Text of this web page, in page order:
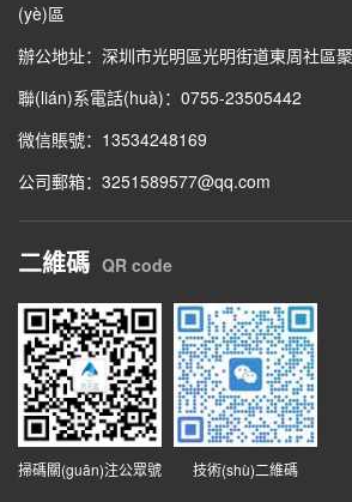
(yè)區
辦公地址：深圳市光明區光明街道東周社區
聯(lián)系電話(huà)：0755-23505442
微信賬號：13534248169
公司郵箱：3251589577@qq.com
二維碼 QR code
掃碼關(guān)注公眾號 技術(shù)二維碼